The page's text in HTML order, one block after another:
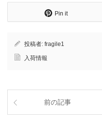
Pin it
投稿者: fragile1
入荷情報
前の記事